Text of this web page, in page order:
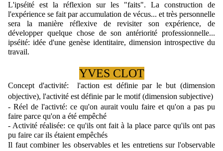
L'ipséité est la réflexion sur les "faits". La construction de
l'expérience se fait par accumulation de vécus... et très personnelle
sera la manière réflexive de revisiter son expérience, de
développer quelque chose de son antériorité professionnelle...
ipséité: idée d'une genèse identitaire, dimension introspective du
travail.
YVES CLOT
Concept d'activité: l'action est définie par le but (dimension
objective), l'activité est définie par le motif (dimension subjective)
- Réel de l'activté: ce qu'on aurait voulu faire et qu'on a pas pu
faire parce qu'on a été empêché
- Activité réalisée: ce qu'ils ont fait à la place parce qu'ils ont pas
pu faire car ils étaient empêchés
Il faut combiner les observables et les entretiens sur l'observable